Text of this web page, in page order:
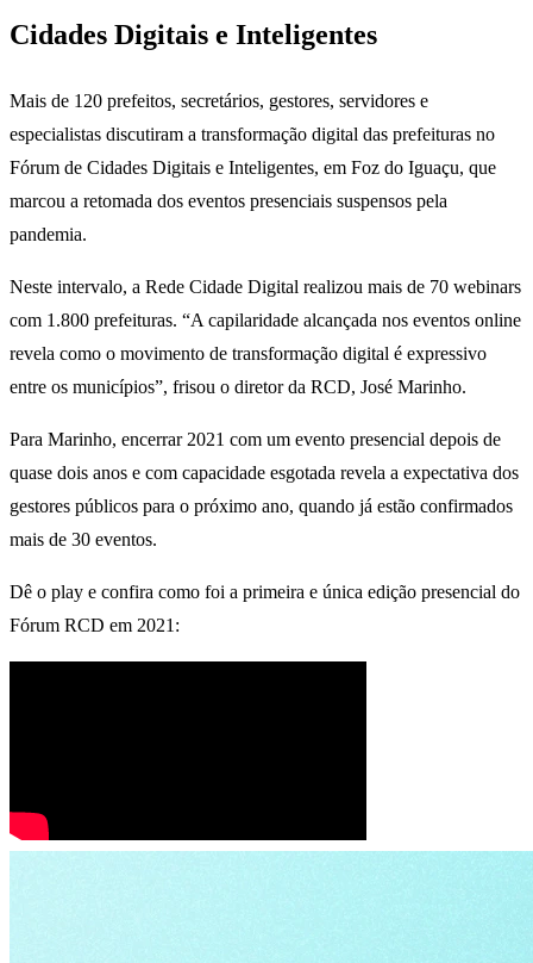
Cidades Digitais e Inteligentes
Mais de 120 prefeitos, secretários, gestores, servidores e
especialistas discutiram a transformação digital das prefeituras no
Fórum de Cidades Digitais e Inteligentes, em Foz do Iguaçu, que
marcou a retomada dos eventos presenciais suspensos pela
pandemia.
Neste intervalo, a Rede Cidade Digital realizou mais de 70 webinars
com 1.800 prefeituras. “A capilaridade alcançada nos eventos online
revela como o movimento de transformação digital é expressivo
entre os municípios”, frisou o diretor da RCD, José Marinho.
Para Marinho, encerrar 2021 com um evento presencial depois de
quase dois anos e com capacidade esgotada revela a expectativa dos
gestores públicos para o próximo ano, quando já estão confirmados
mais de 30 eventos.
Dê o play e confira como foi a primeira e única edição presencial do
Fórum RCD em 2021: